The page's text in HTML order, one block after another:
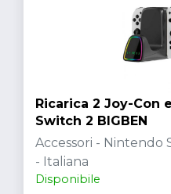
Ricarica 2 Joy-Con
Switch 2 BIGBEN
Accessori - Nintendo
- Italiana
Disponibile